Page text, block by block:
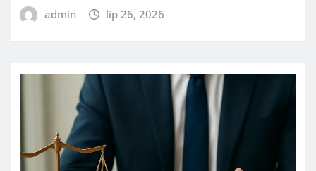
admin lip 26, 2026